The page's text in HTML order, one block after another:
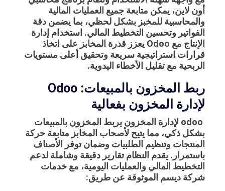
أون لاين، يمكن متابعة جميع العمليات المالية
والمحاسبية للمخبز بشكل لحظي، بما يضمن دقة
الفواتير وتحسين التخطيط المالي. استخدام إدارة
الإنتاج مع Odoo يعزز قدرة المخابز على اتخاذ
قرارات استراتيجية سريعة وتحقيق أعلى مستويات
الربحية مع تقليل الأخطاء اليدوية.
ربط المخزون بالمبيعات: Odoo
لإدارة المخزون بفعالية
odoo لإدارة المخزون
يربط المخزون بالمبيعات
بشكل ذكي، مما يتيح لأصحاب المخابز متابعة حركة
المنتجات وتنظيم الطلبيات وضمان توفر الأصناف
باستمرار. يقدم النظام تقارير دقيقة وشاملة لدعم
التخطيط المالي والعمليات اليومية، مع خدمات
شركة ديسم الموثوقة عن طريق: